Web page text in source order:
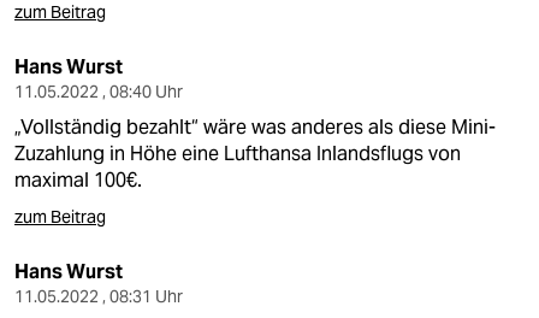
zum Beitrag
Hans Wurst
11.05.2022 , 08:40 Uhr
„Vollständig bezahlt“ wäre was anderes als diese Mini-
Zuzahlung in Höhe eine Lufthansa Inlandsflugs von
maximal 100€.
zum Beitrag
Hans Wurst
11.05.2022 , 08:31 Uhr